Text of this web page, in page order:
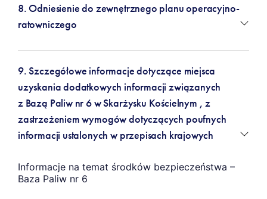
8. Odniesienie do zewnętrznego planu operacyjno-
ratowniczego
9. Szczegółowe informacje dotyczące miejsca
uzyskania dodatkowych informacji związanych
z Bazą Paliw nr 6 w Skarżysku Kościelnym , z
zastrzeżeniem wymogów dotyczących poufnych
informacji ustalonych w przepisach krajowych
Informacje na temat środków bezpieczeństwa –
Baza Paliw nr 6